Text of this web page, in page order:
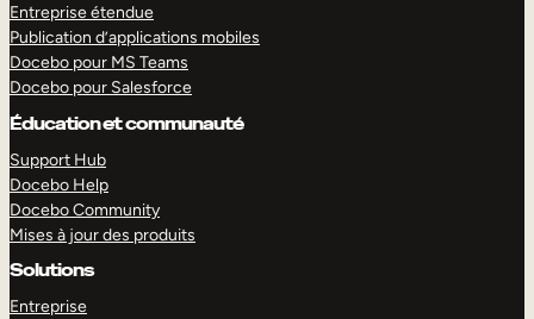
Entreprise étendue
Publication d’applications mobiles
Docebo pour MS Teams
Docebo pour Salesforce
Éducation et communauté
Support Hub
Docebo Help
Docebo Community
Mises à jour des produits
Solutions
Entreprise